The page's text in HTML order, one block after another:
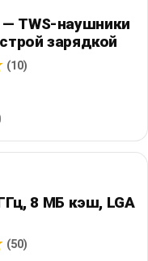
— TWS-наушники
зарядкой
(10)
8 МБ кэш, LGA
(50)